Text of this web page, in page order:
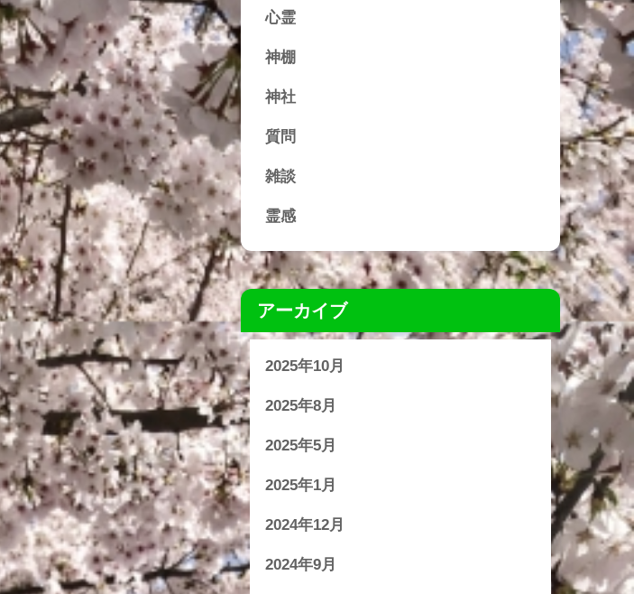
心霊
神棚
神社
質問
雑談
霊感
アーカイブ
2025年10月
2025年8月
2025年5月
2025年1月
2024年12月
2024年9月